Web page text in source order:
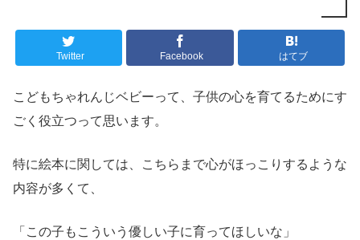
Twitter Facebook はてブ
こどもちゃれんじベビーって、子供の心を育てるためにす
ごく役立つって思います。
特に絵本に関しては、こちらまで心がほっこりするような
内容が多くて、
「この子もこういう優しい子に育ってほしいな」